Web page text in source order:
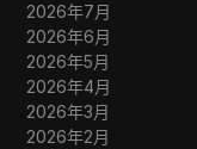
2026年7月
2026年6月
2026年5月
2026年4月
2026年3月
2026年2月